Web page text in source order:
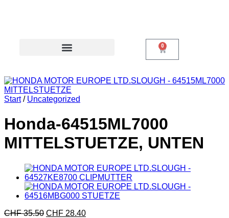
0
Start / Uncategorized
Honda-64515ML7000
MITTELSTUETZE, UNTEN
CHF35.50 CHF 28.40